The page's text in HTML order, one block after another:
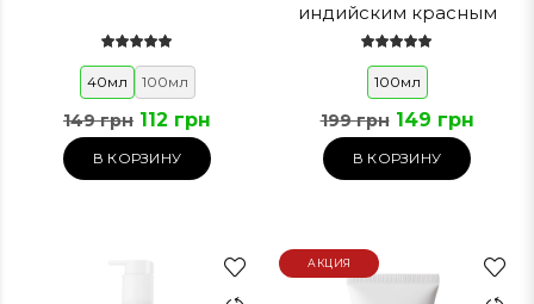
40мл 100мл
149 грн 112 грн
В КОРЗИНУ
индийским красным
перцем Scalp
100мл
199 грн 149 грн
В КОРЗИНУ
АКЦИЯ